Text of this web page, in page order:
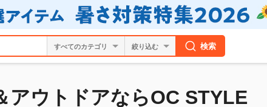
絞り込む 検索
アウトドアならOC STYLE